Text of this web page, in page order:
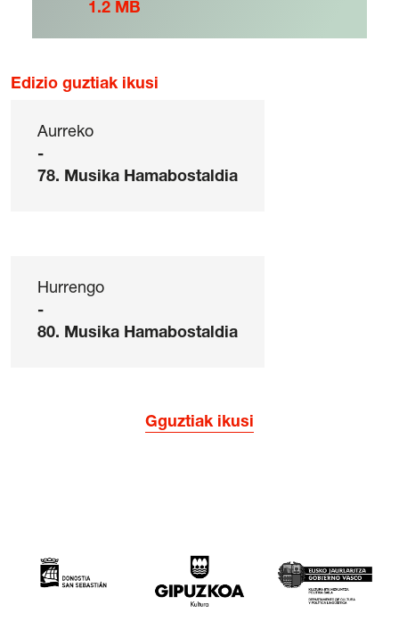
1.2 MB
Edizio guztiak ikusi
Aurreko
-
78. Musika Hamabostaldia
Hurrengo
-
80. Musika Hamabostaldia
Gguztiak ikusi